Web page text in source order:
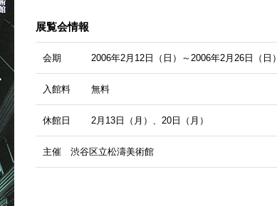
展覧会情報
会期 2006年2月12日（日）～2006年2月26日（日）
入館料 無料
休館日 2月13日（月）、20日（月）
主催 渋谷区立松濤美術館